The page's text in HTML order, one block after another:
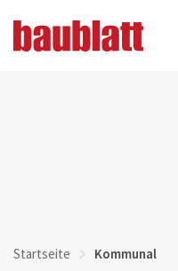
Startseite Kommunal